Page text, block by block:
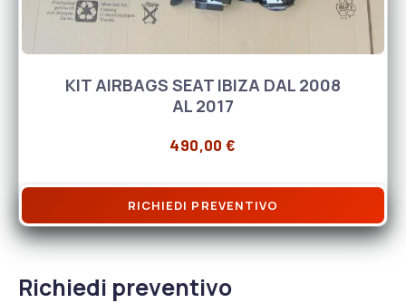
KIT AIRBAGS SEAT IBIZA DAL 2008
AL 2017
490,00€
RICHIEDI PREVENTIVO
Richiedi preventivo